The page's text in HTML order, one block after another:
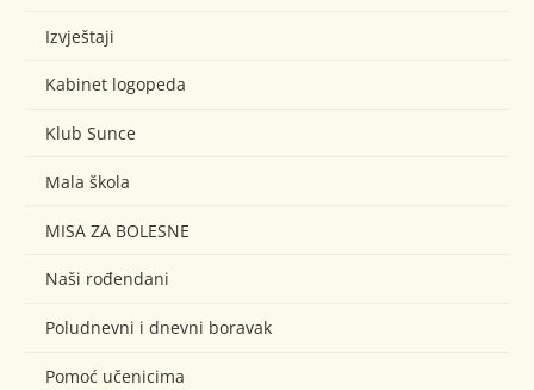
Izvještaji
Kabinet logopeda
Klub Sunce
Mala škola
MISA ZA BOLESNE
Naši rođendani
Poludnevni i dnevni boravak
Pomoć učenicima